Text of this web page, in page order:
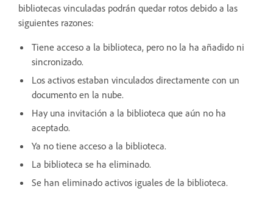
bibliotecas vinculadas podrán quedar rotos debido a las
siguientes razones:
Tiene acceso a la biblioteca, pero no la ha añadido ni
sincronizado.
Los activos estaban vinculados directamente con un
documento en la nube.
Hay una invitación a la biblioteca que aún no ha
aceptado.
Ya no tiene acceso a la biblioteca.
La biblioteca se ha eliminado.
Se han eliminado activos iguales de la biblioteca.